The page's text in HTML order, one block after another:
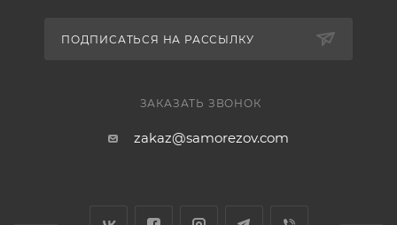
ПОДПИСАТЬСЯ НА РАССЫЛКУ
ЗАКАЗАТЬ ЗВОНОК
zakaz@samorezov.com